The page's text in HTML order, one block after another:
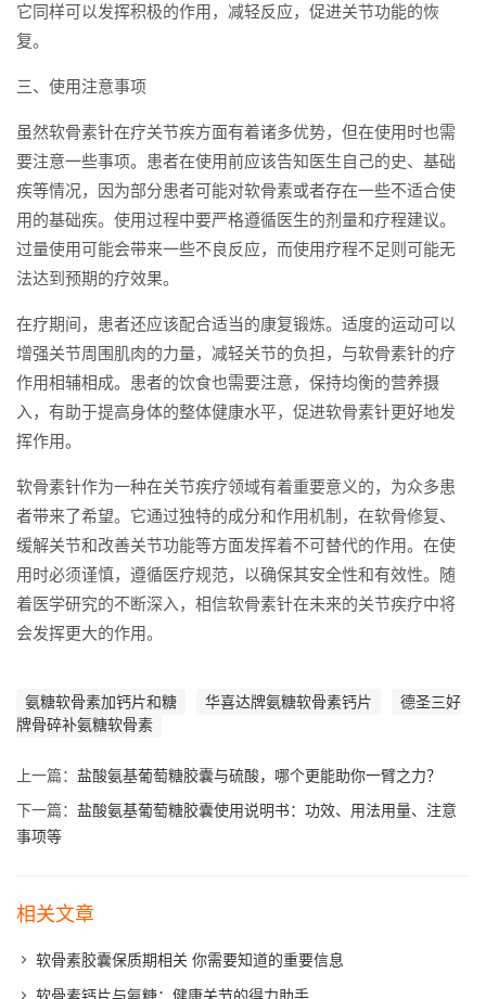
它同样可以发挥积极的作用，减轻反应，促进关节功能的恢
复。
三、使用注意事项
虽然软骨素针在疗关节疾方面有着诸多优势，但在使用时也需
要注意一些事项。患者在使用前应该告知医生自己的史、基础
疾等情况，因为部分患者可能对软骨素或者存在一些不适合使
用的基础疾。使用过程中要严格遵循医生的剂量和疗程建议。
过量使用可能会带来一些不良反应，而使用疗程不足则可能无
法达到预期的疗效果。
在疗期间，患者还应该配合适当的康复锻炼。适度的运动可以
增强关节周围肌肉的力量，减轻关节的负担，与软骨素针的疗
作用相辅相成。患者的饮食也需要注意，保持均衡的营养摄
入，有助于提高身体的整体健康水平，促进软骨素针更好地发
挥作用。
软骨素针作为一种在关节疾疗领域有着重要意义的，为众多患
者带来了希望。它通过独特的成分和作用机制，在软骨修复、
缓解关节和改善关节功能等方面发挥着不可替代的作用。在使
用时必须谨慎，遵循医疗规范，以确保其安全性和有效性。随
着医学研究的不断深入，相信软骨素针在未来的关节疾疗中将
会发挥更大的作用。
氨糖软骨素加钙片和糖 华喜达牌氨糖软骨素钙片
德圣三好
牌骨碎补氨糖软骨素
上一篇： 盐酸氨基葡萄糖胶囊与硫酸，哪个更能助你一臂之力？
下一篇： 盐酸氨基葡萄糖胶囊使用说明书：功效、用法用量、注意
事项等
相关文章
软骨素胶囊保质期相关 你需要知道的重要信息
软骨素钙片与氨糖：健康关节的得力助手